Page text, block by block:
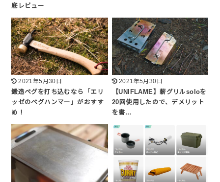
底レビュー
2021年5月30日
鍛造ペグを打ち込むなら「エリ
ッゼのペグハンマー」がおすす
め！
2021年5月30日
【UNIFLAME】薪グリルsoloを
20回使用したので、デメリット
を書…